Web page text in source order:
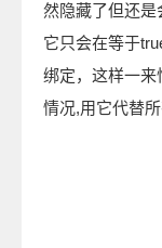
然隐藏了但还是
它只会在等于
绑定，这样一来
情况,用它代替所